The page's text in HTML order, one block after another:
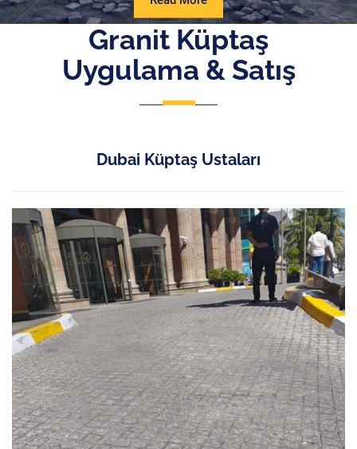
More
Granit Küptaş
Uygulama & Satış
Dubai Küptaş Ustaları